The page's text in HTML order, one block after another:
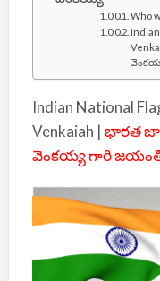
Who
Indian National
Venkaiah | భారత
వెంకయ్య గారి జయంతి